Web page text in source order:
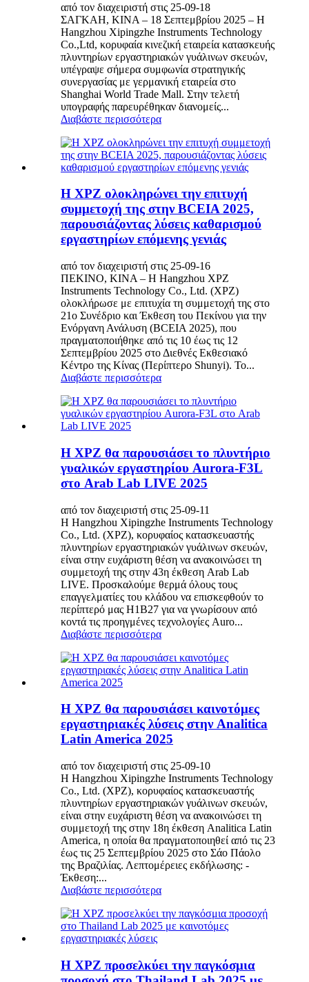
από τον διαχειριστή στις 25-09-18
ΣΑΓΚΑΗ, ΚΙΝΑ – 18 Σεπτεμβρίου 2025 – Η
Hangzhou Xipingzhe Instruments Technology
Co.,Ltd, κορυφαία κινεζική εταιρεία κατασκευής
πλυντηρίων εργαστηριακών γυάλινων σκευών,
υπέγραψε σήμερα συμφωνία στρατηγικής
συνεργασίας με γερμανική εταιρεία στο
Shanghai World Trade Mall. Στην τελετή
υπογραφής παρευρέθηκαν διανομείς...
Διαβάστε περισσότερα
Η XPZ ολοκληρώνει την επιτυχή
συμμετοχή της στην BCEIA 2025,
παρουσιάζοντας λύσεις καθαρισμού
εργαστηρίων επόμενης γενιάς
από τον διαχειριστή στις 25-09-16
ΠΕΚΙΝΟ, ΚΙΝΑ – Η Hangzhou XPZ
Instruments Technology Co., Ltd. (XPZ)
ολοκλήρωσε με επιτυχία τη συμμετοχή της στο
21ο Συνέδριο και Έκθεση του Πεκίνου για την
Ενόργανη Ανάλυση (BCEIA 2025), που
πραγματοποιήθηκε από τις 10 έως τις 12
Σεπτεμβρίου 2025 στο Διεθνές Εκθεσιακό
Κέντρο της Κίνας (Περίπτερο Shunyi). Το...
Διαβάστε περισσότερα
Η XPZ θα παρουσιάσει το πλυντήριο
γυαλικών εργαστηρίου Aurora-F3L
στο Arab Lab LIVE 2025
από τον διαχειριστή στις 25-09-11
Η Hangzhou Xipingzhe Instruments Technology
Co., Ltd. (XPZ), κορυφαίος κατασκευαστής
πλυντηρίων εργαστηριακών γυάλινων σκευών,
είναι στην ευχάριστη θέση να ανακοινώσει τη
συμμετοχή της στην 43η έκθεση Arab Lab
LIVE. Προσκαλούμε θερμά όλους τους
επαγγελματίες του κλάδου να επισκεφθούν το
περίπτερό μας H1B27 για να γνωρίσουν από
κοντά τις προηγμένες τεχνολογίες Auro...
Διαβάστε περισσότερα
Η XPZ θα παρουσιάσει καινοτόμες
εργαστηριακές λύσεις στην Analitica
Latin America 2025
από τον διαχειριστή στις 25-09-10
Η Hangzhou Xipingzhe Instruments Technology
Co., Ltd. (XPZ), κορυφαίος κατασκευαστής
πλυντηρίων εργαστηριακών γυάλινων σκευών,
είναι στην ευχάριστη θέση να ανακοινώσει τη
συμμετοχή της στην 18η έκθεση Analitica Latin
America, η οποία θα πραγματοποιηθεί από τις 23
έως τις 25 Σεπτεμβρίου 2025 στο Σάο Πάολο
της Βραζιλίας. Λεπτομέρειες εκδήλωσης: -
Έκθεση:...
Διαβάστε περισσότερα
Η XPZ προσελκύει την παγκόσμια